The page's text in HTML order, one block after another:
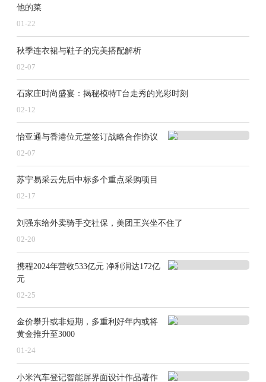
他的菜
01-22
秋季连衣裙与鞋子的完美搭配解析
02-07
石家庄时尚盛宴：揭秘模特T台走秀的光彩时刻
02-12
怡亚通与香港位元堂签订战略合作协议
02-07
苏宁易采云先后中标多个重点采购项目
02-17
刘强东给外卖骑手交社保，美团王兴坐不住了
02-20
携程2024年营收533亿元 净利润达172亿
元
02-25
金价攀升或非短期，多重利好年内或将
黄金推升至3000
01-24
小米汽车登记智能屏界面设计作品著作